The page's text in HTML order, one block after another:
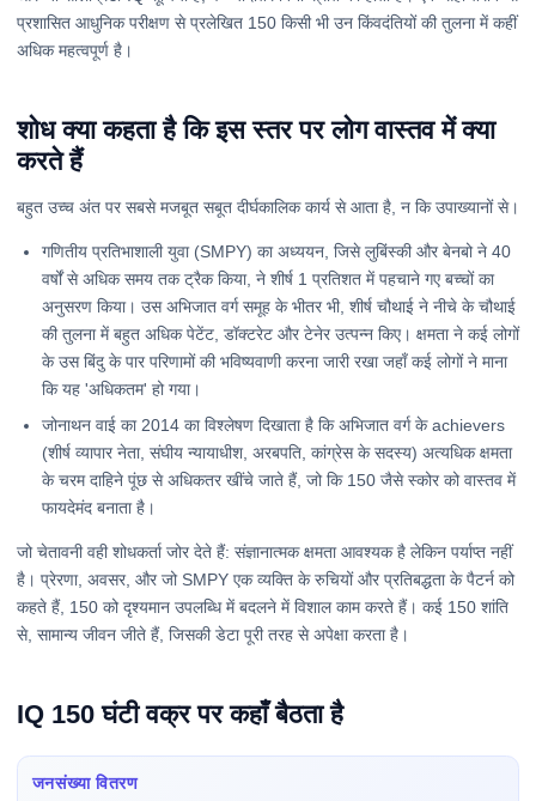
प्रशासित आधुनिक परीक्षण से प्रलेखित 150 किसी भी उन किंवदंतियों की तुलना में कहीं
अधिक महत्वपूर्ण है।
शोध क्या कहता है कि इस स्तर पर लोग वास्तव में क्या
करते हैं
बहुत उच्च अंत पर सबसे मजबूत सबूत दीर्घकालिक कार्य से आता है, न कि उपाख्यानों से।
गणितीय प्रतिभाशाली युवा (SMPY) का अध्ययन, जिसे लुबिंस्की और बेनबो ने 40
वर्षों से अधिक समय तक ट्रैक किया, ने शीर्ष 1 प्रतिशत में पहचाने गए बच्चों का
अनुसरण किया। उस अभिजात वर्ग समूह के भीतर भी, शीर्ष चौथाई ने नीचे के चौथाई
की तुलना में बहुत अधिक पेटेंट, डॉक्टरेट और टेनेर उत्पन्न किए। क्षमता ने कई लोगों
के उस बिंदु के पार परिणामों की भविष्यवाणी करना जारी रखा जहाँ कई लोगों ने माना
कि यह 'अधिकतम' हो गया।
जोनाथन वाई का 2014 का विश्लेषण दिखाता है कि अभिजात वर्ग के achievers
(शीर्ष व्यापार नेता, संघीय न्यायाधीश, अरबपति, कांग्रेस के सदस्य) अत्यधिक क्षमता
के चरम दाहिने पूंछ से अधिकतर खींचे जाते हैं, जो कि 150 जैसे स्कोर को वास्तव में
फायदेमंद बनाता है।
जो चेतावनी वही शोधकर्ता जोर देते हैं: संज्ञानात्मक क्षमता आवश्यक है लेकिन पर्याप्त नहीं
है। प्रेरणा, अवसर, और जो SMPY एक व्यक्ति के रुचियों और प्रतिबद्धता के पैटर्न को
कहते हैं, 150 को दृश्यमान उपलब्धि में बदलने में विशाल काम करते हैं। कई 150 शांति
से, सामान्य जीवन जीते हैं, जिसकी डेटा पूरी तरह से अपेक्षा करता है।
IQ 150 घंटी वक्र पर कहाँ बैठता है
जनसंख्या वितरण